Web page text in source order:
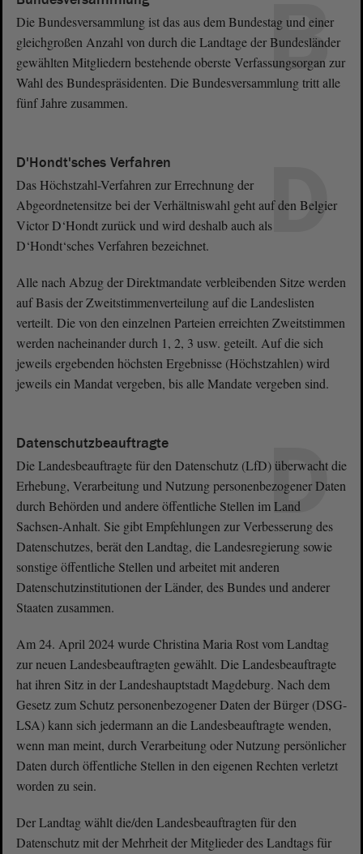
B
Die Bundesversammlung ist das aus dem Bundestag und einer
gleichgroßen Anzahl von durch die Landtage der Bundesländer
gewählten Mitgliedern bestehende oberste Verfassungsorgan zur
Wahl des Bundespräsidenten. Die Bundesversammlung tritt alle
fünf Jahre zusammen.
D
D'Hondt'sches Verfahren
Das Höchstzahl-Verfahren zur Errechnung der
Abgeordnetensitze bei der Verhältniswahl geht auf den Belgier
Victor D‘Hondt zurück und wird deshalb auch als
D‘Hondt‘sches Verfahren bezeichnet.
Alle nach Abzug der Direktmandate verbleibenden Sitze werden
auf Basis der Zweitstimmenverteilung auf die Landeslisten
verteilt. Die von den einzelnen Parteien erreichten Zweitstimmen
werden nacheinander durch 1, 2, 3 usw. geteilt. Auf die sich
jeweils ergebenden höchsten Ergebnisse (Höchstzahlen) wird
jeweils ein Mandat vergeben, bis alle Mandate vergeben sind.
D
Datenschutzbeauftragte
Die Landesbeauftragte für den Datenschutz (LfD) überwacht die
Erhebung, Verarbeitung und Nutzung personenbezogener Daten
durch Behörden und andere öffentliche Stellen im Land
Sachsen-Anhalt. Sie gibt Empfehlungen zur Verbesserung des
Datenschutzes, berät den Landtag, die Landesregierung sowie
sonstige öffentliche Stellen und arbeitet mit anderen
Datenschutzinstitutionen der Länder, des Bundes und anderer
Staaten zusammen.
Am 24. April 2024 wurde Christina Maria Rost vom Landtag
zur neuen Landesbeauftragten gewählt. Die Landesbeauftragte
hat ihren Sitz in der Landeshauptstadt Magdeburg. Nach dem
Gesetz zum Schutz personenbezogener Daten der Bürger (DSG-
LSA) kann sich jedermann an die Landesbeauftragte wenden,
wenn man meint, durch Verarbeitung oder Nutzung persönlicher
Daten durch öffentliche Stellen in den eigenen Rechten verletzt
worden zu sein.
Der Landtag wählt die/den Landesbeauftragten für den
Datenschutz mit der Mehrheit der Mitglieder des Landtags für